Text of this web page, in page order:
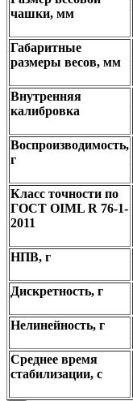
чашки, мм
Габаритные
размеры весов, мм
Внутренняя
калибровка
Воспроизводимость,
г
Класс точности по
ГОСТ OIML R 76-1-
2011
НПВ, г
Дискретность, г
Нелинейность, г
Среднее время
стабилизации, с